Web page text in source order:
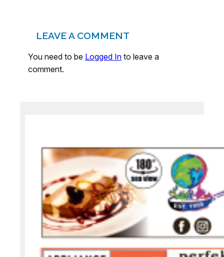
LEAVE A COMMENT
You need to be Logged In to leave a
comment.